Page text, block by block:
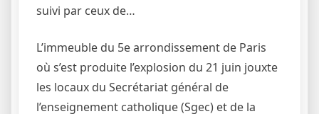
suivi par ceux de…
L’immeuble du 5e arrondissement de Paris
où s’est produite l’explosion du 21 juin jouxte
les locaux du Secrétariat général de
l’enseignement catholique (Sgec) et de la